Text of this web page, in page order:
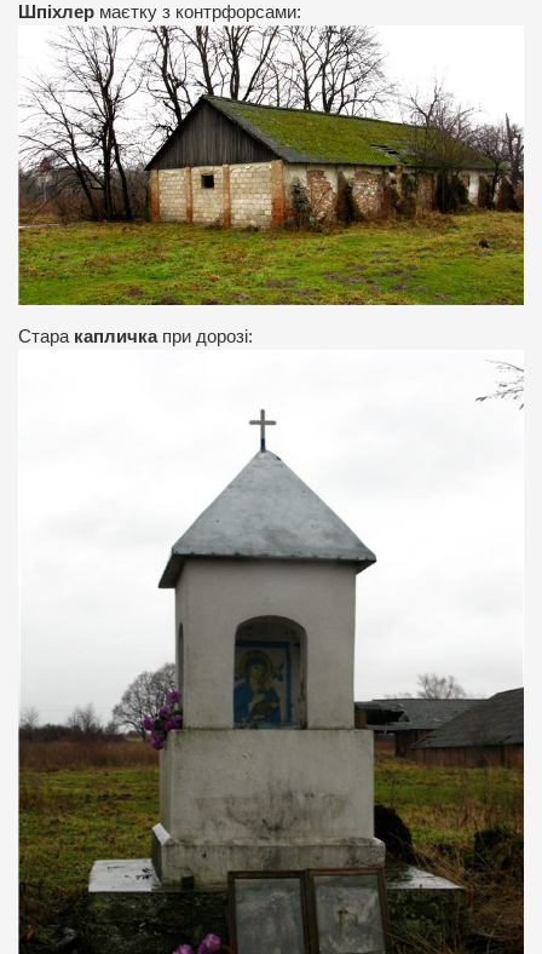
Шпіхлер маєтку з контрфорсами:
Стара капличка при дорозі: